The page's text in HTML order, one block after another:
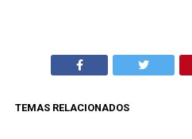
TEMAS RELACIONADOS